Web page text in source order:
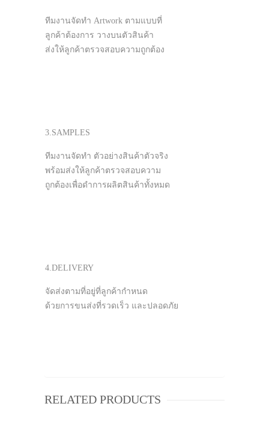
ทีมงานจัดทำ Artwork ตามแบบที่
ลูกค้าต้องการ วางบนตัวสินค้า
ส่งให้ลูกค้าตรวจสอบความถูกต้อง
3.SAMPLES
ทีมงานจัดทำ ตัวอย่างสินค้าตัวจริง
พร้อมส่งให้ลูกค้าตรวจสอบความ
ถูกต้องเพื่อดำการผลิตสินค้าทั้งหมด
4.DELIVERY
จัดส่งตามที่อยู่ที่ลูกค้ากำหนด
ด้วยการขนส่งที่รวดเร็ว และปลอดภัย
RELATED PRODUCTS